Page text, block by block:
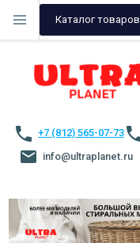
Каталог товаров
+7 (812) 565-07-73
info@ultraplanet.ru